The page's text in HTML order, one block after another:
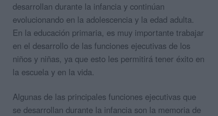
desarrollan durante la infancia y continúan
evolucionando en la adolescencia y la edad adulta.
En la educación primaria, es muy importante trabajar
en el desarrollo de las funciones ejecutivas de los
niños y niñas, ya que esto les permitirá tener éxito en
la escuela y en la vida.
Algunas de las principales funciones ejecutivas que
se desarrollan durante la infancia son la memoria de